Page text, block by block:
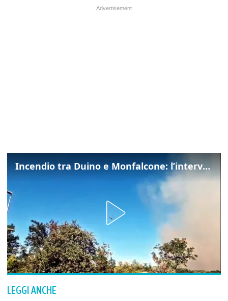
Incendio tra Duino e Monfalcone: l’intervento dei vigili del fuoco
LEGGI ANCHE